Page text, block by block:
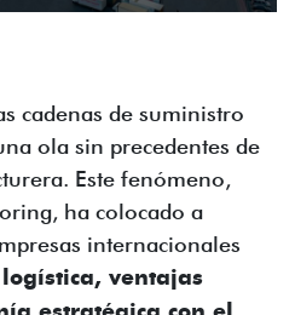
cadenas de suministro
ola sin precedentes de
Este fenómeno,
ha colocado a
internacionales
ventajas